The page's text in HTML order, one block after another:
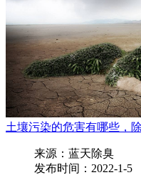
土壤污染的危害有哪些，
来源：蓝天除臭
发布时间：2022-1-5